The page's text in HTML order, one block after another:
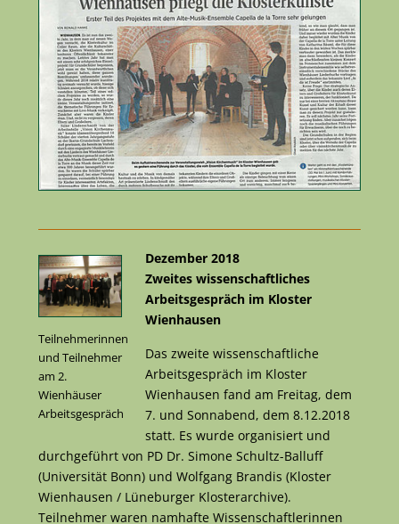
Teilnehmerinnen
und Teilnehmer
am 2.
Wienhäuser
Arbeitsgespräch
Dezember 2018
Zweites wissenschaftliches
Arbeitsgespräch im Kloster
Wienhausen
Das zweite wissenschaftliche
Arbeitsgespräch im Kloster
Wienhausen fand am Freitag, dem
7. und Sonnabend, dem 8.12.2018
statt. Es wurde organisiert und
durchgeführt von PD Dr. Simone Schultz-Balluff
(Universität Bonn) und Wolfgang Brandis (Kloster
Wienhausen / Lüneburger Klosterarchive).
Teilnehmer waren namhafte Wissenschaftlerinnen